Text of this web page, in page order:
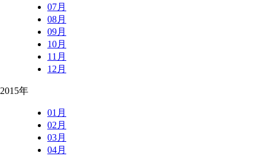
07月
08月
09月
10月
11月
12月
2015年
01月
02月
03月
04月